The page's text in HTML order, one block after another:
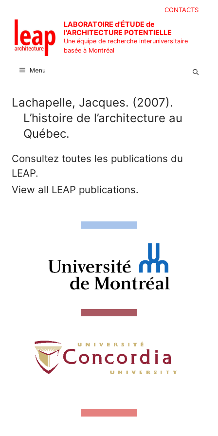
contenu
CONTACTS
LABORATOIRE d'ÉTUDE de
l'ARCHITECTURE POTENTIELLE
Une équipe de recherche interuniversitaire
basée à Montréal
Menu
Lachapelle, Jacques. (2007).
L’histoire de l’architecture au
Québec.
Consultez toutes les publications du
LEAP.
View all LEAP publications.